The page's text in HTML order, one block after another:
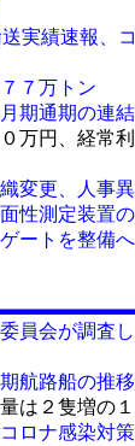
実績速報、
７万トン
期通期の連
万円、経常
変更、人事
性測定装置
ートを整備
員会が調査
航路船の推移
は２隻増の
ロナ感染対